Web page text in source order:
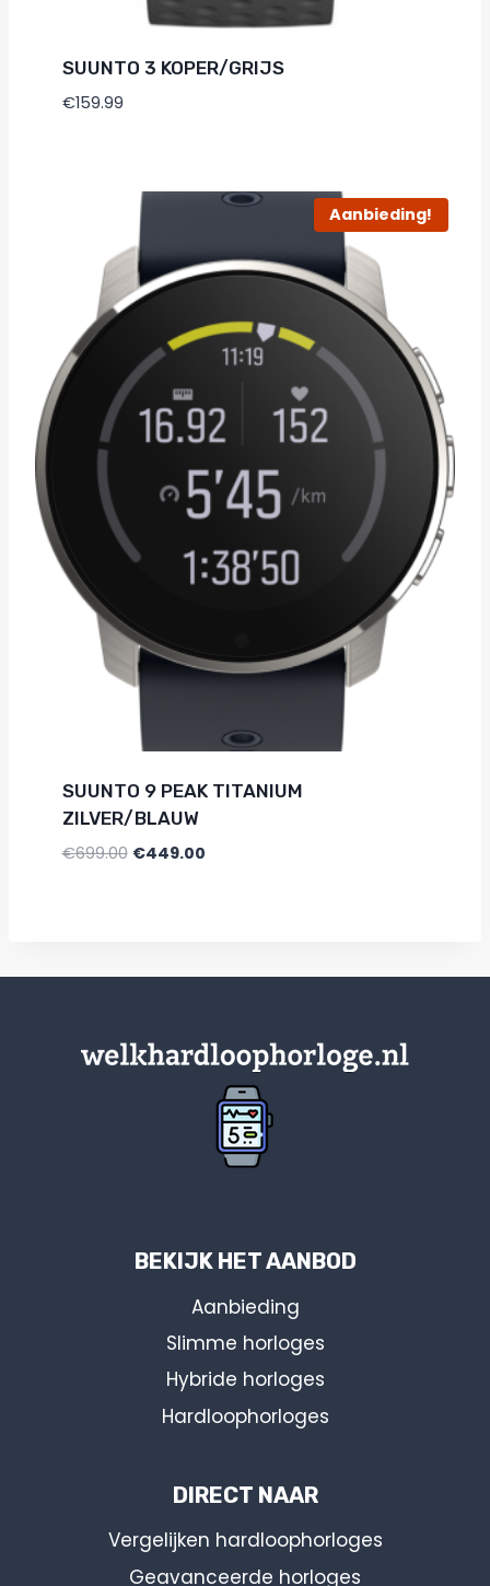
SUUNTO 3 KOPER/GRIJS
€159.99
Aanbieding!
SUUNTO 9 PEAK TITANIUM
ZILVER/BLAUW
€699.00 €449.00
BEKIJK HET AANBOD
Aanbieding
Slimme horloges
Hybride horloges
Hardloophorloges
DIRECT NAAR
Vergelijken hardloophorloges
Geavanceerde horloges